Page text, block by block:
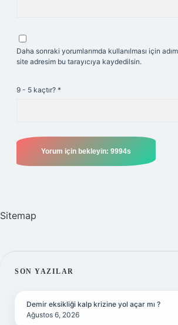
Daha sonraki yorumlarımda kullanılması için
site adresim bu tarayıcıya kaydedilsin.
9 - 5 kaçtır? *
Sitemap
SIDEBAR
SON YAZILAR
Demir eksikliği kalp krizine yol açar mı ?
Ağustos 6, 2026